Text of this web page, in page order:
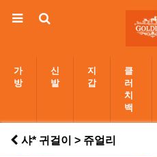
가
방
신
발
지
갑
클
러
치
백
샤* 귀걸이 > 쥬얼리